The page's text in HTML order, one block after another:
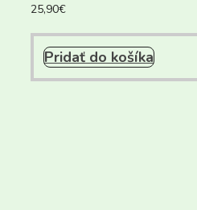
25,90€
Pridať do košíka